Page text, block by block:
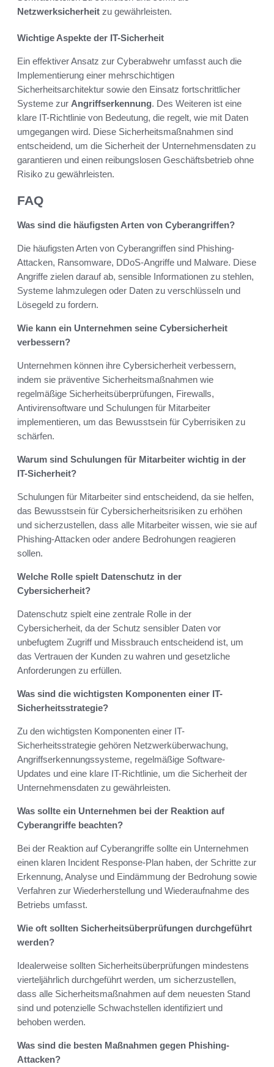
Netzwerksicherheit zu gewährleisten.
Wichtige Aspekte der IT-Sicherheit
Ein effektiver Ansatz zur Cyberabwehr umfasst auch die
Implementierung einer mehrschichtigen
Sicherheitsarchitektur sowie den Einsatz fortschrittlicher
Systeme zur Angriffserkennung. Des Weiteren ist eine
klare IT-Richtlinie von Bedeutung, die regelt, wie mit Daten
umgegangen wird. Diese Sicherheitsmaßnahmen sind
entscheidend, um die Sicherheit der Unternehmensdaten zu
garantieren und einen reibungslosen Geschäftsbetrieb ohne
Risiko zu gewährleisten.
FAQ
Was sind die häufigsten Arten von Cyberangriffen?
Die häufigsten Arten von Cyberangriffen sind Phishing-
Attacken, Ransomware, DDoS-Angriffe und Malware. Diese
Angriffe zielen darauf ab, sensible Informationen zu stehlen,
Systeme lahmzulegen oder Daten zu verschlüsseln und
Lösegeld zu fordern.
Wie kann ein Unternehmen seine Cybersicherheit
verbessern?
Unternehmen können ihre Cybersicherheit verbessern,
indem sie präventive Sicherheitsmaßnahmen wie
regelmäßige Sicherheitsüberprüfungen, Firewalls,
Antivirensoftware und Schulungen für Mitarbeiter
implementieren, um das Bewusstsein für Cyberrisiken zu
schärfen.
Warum sind Schulungen für Mitarbeiter wichtig in der
IT-Sicherheit?
Schulungen für Mitarbeiter sind entscheidend, da sie helfen,
das Bewusstsein für Cybersicherheitsrisiken zu erhöhen
und sicherzustellen, dass alle Mitarbeiter wissen, wie sie auf
Phishing-Attacken oder andere Bedrohungen reagieren
sollen.
Welche Rolle spielt Datenschutz in der
Cybersicherheit?
Datenschutz spielt eine zentrale Rolle in der
Cybersicherheit, da der Schutz sensibler Daten vor
unbefugtem Zugriff und Missbrauch entscheidend ist, um
das Vertrauen der Kunden zu wahren und gesetzliche
Anforderungen zu erfüllen.
Was sind die wichtigsten Komponenten einer IT-
Sicherheitsstrategie?
Zu den wichtigsten Komponenten einer IT-
Sicherheitsstrategie gehören Netzwerküberwachung,
Angriffserkennungssysteme, regelmäßige Software-
Updates und eine klare IT-Richtlinie, um die Sicherheit der
Unternehmensdaten zu gewährleisten.
Was sollte ein Unternehmen bei der Reaktion auf
Cyberangriffe beachten?
Bei der Reaktion auf Cyberangriffe sollte ein Unternehmen
einen klaren Incident Response-Plan haben, der Schritte zur
Erkennung, Analyse und Eindämmung der Bedrohung sowie
Verfahren zur Wiederherstellung und Wiederaufnahme des
Betriebs umfasst.
Wie oft sollten Sicherheitsüberprüfungen durchgeführt
werden?
Idealerweise sollten Sicherheitsüberprüfungen mindestens
vierteljährlich durchgeführt werden, um sicherzustellen,
dass alle Sicherheitsmaßnahmen auf dem neuesten Stand
sind und potenzielle Schwachstellen identifiziert und
behoben werden.
Was sind die besten Maßnahmen gegen Phishing-
Attacken?